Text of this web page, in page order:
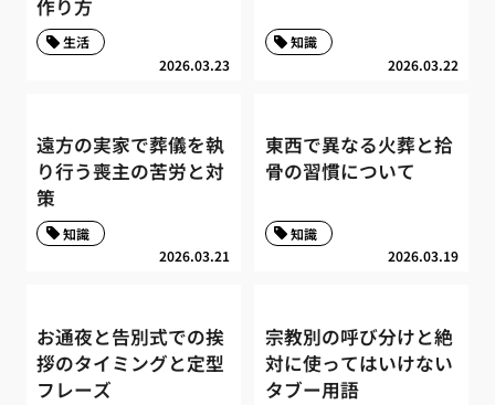
作り方
2026.03.23
生活
2026.03.22
知識
遠方の実家で葬儀を執
り行う喪主の苦労と対
策
2026.03.21
知識
東西で異なる火葬と拾
骨の習慣について
2026.03.19
知識
お通夜と告別式での挨
拶のタイミングと定型
フレーズ
宗教別の呼び分けと絶
対に使ってはいけない
タブー用語